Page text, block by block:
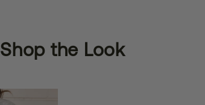
Shop the Look